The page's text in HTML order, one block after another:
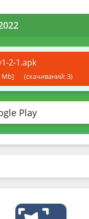
2-1.apk
Mb] (cкачиваний: 3)
Play